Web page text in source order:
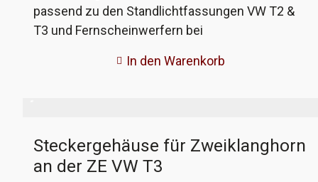
passend zu den Standlichtfassungen VW T2 &
T3 und Fernscheinwerfern bei
sitzt an allen T2 und T3 (und anderen VW mit
Fernlichtscheinwerfern. Das Gehäuse wird aus
Nylon gedruckt, dem originalen Material. VW-
In den Warenkorb
Steckergehäuse für Zweiklanghorn
an der ZE VW T3